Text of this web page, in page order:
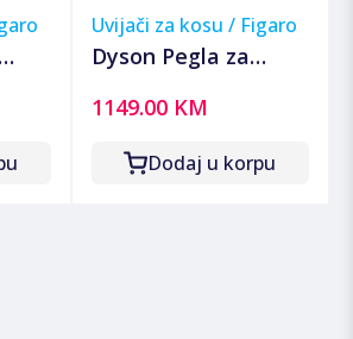
Uvijači za kosu / Figaro
Dyson Pegla za
Airstrait SE Red
Velvet/Gold
1149.00 KM
Dodaj u korpu